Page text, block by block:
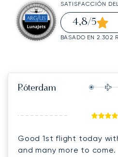
SATISFACCIÓN
4,8/5
BASADO EN 2.302
Róterdam
Good 1st flight today
and many more to come.